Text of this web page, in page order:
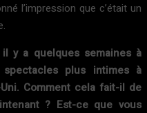
l’impression que c’était un
y a quelques semaines à
plus intimes à
Comment cela fait-il de
? Est-ce que vous